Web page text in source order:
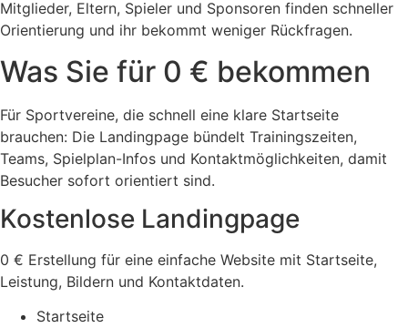
Mitglieder, Eltern, Spieler und Sponsoren finden schneller
Orientierung und ihr bekommt weniger Rückfragen.
Was Sie für 0 € bekommen
Für Sportvereine, die schnell eine klare Startseite
brauchen: Die Landingpage bündelt Trainingszeiten,
Teams, Spielplan-Infos und Kontaktmöglichkeiten, damit
Besucher sofort orientiert sind.
Kostenlose Landingpage
0 € Erstellung für eine einfache Website mit Startseite,
Leistung, Bildern und Kontaktdaten.
Startseite